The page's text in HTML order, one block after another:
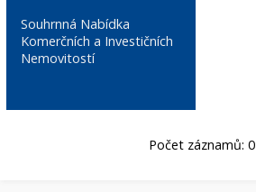
Souhrnná Nabídka
Komerčních a Investičních
Nemovitostí
Počet záznamů: 0